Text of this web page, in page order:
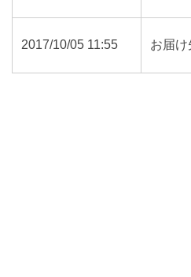
2017/10/05 11:55 お届け